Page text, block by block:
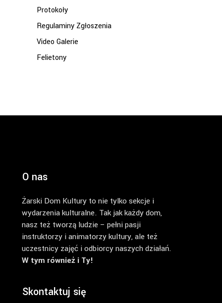
Protokoły
Regulaminy Zgłoszenia
Video Galerie
Felietony
O nas
Żarski Dom Kultury to nie tylko sekcje i
wydarzenia kulturalne. Tak jak każdy dom,
nasz też tworzą ludzie – pełni pasji
instruktorzy i animatorzy kultury, ale też
uczestnicy zajęć i odbiorcy naszych działań.
W tym również i Ty!
Skontaktuj się